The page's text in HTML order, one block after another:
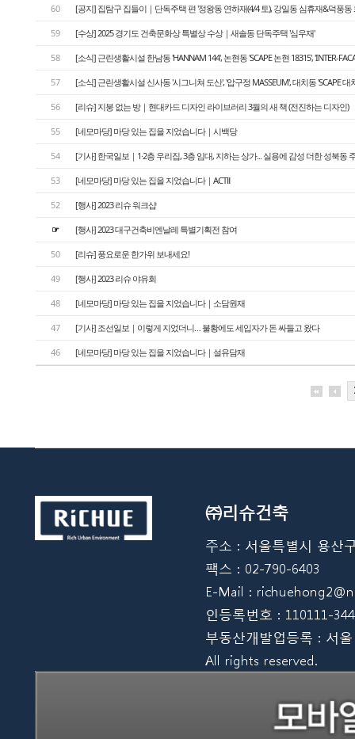
60 [공지] 집탐구 집들이｜단독주택 편 '정왕동 연하재(4/4 토), 강일동 심휴재&덕풍동
59 [수상] 2025 경기도 건축문화상 특별상 수상｜새솔동 단독주택 '심우재'
58 [소식] 근린생활시설 한남동 'HANNAM 144', 논현동 'SCAPE 논현 18315', 'INTER-
57 [소식] 근린생활시설 신사동 '시그니쳐 도산', '압구정 MASSEUM', 대치동 'SCAPE 대
56 [리슈] 지붕 없는 방｜현대카드 디자인 라이브러리 3월의 새 책 (전진하는 디자인)
55 [네모마당] 마당 있는 집을 지었습니다｜시백당
54 [기사] 한국일보｜1·2층 우리집, 3층 임대, 지하는 상가... 실용에 감성 더한 성북동
53 [네모마당] 마당 있는 집을 지었습니다｜ACTⅡ
52 [행사] 2023 리슈 워크샵
☞ [행사] 2023 대구건축비엔날레 특별기획전 참여
50 [리슈] 풍요로운 한가위 보내세요!
49 [행사] 2023 리슈 야유회
48 [네모마당] 마당 있는 집을 지었습니다｜소담원재
47 [기사] 조선일보｜이렇게 지었더니… 불황에도 세입자가 돈 싸들고 왔다
46 [네모마당] 마당 있는 집을 지었습니다｜설유담재
㈜리슈건축
주소 : 서울특별시 용산
팩스 : 02-790-6403
E-Mail :
인등록번호 : 110111-
부동산개발업등록 : 서
All rights reserved.